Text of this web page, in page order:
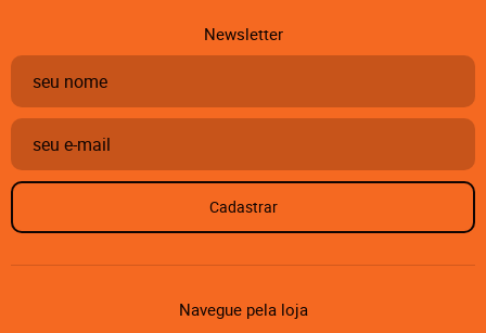
Newsletter
Cadastrar
Navegue pela loja